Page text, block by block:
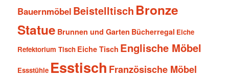
Bauernmöbel Beistelltisch Bronze
Statue Brunnen und Garten Bücherregal Eiche
Refektorium Tisch Eiche Tisch Englische Möbel
Essstühle Esstisch Französische Möbel